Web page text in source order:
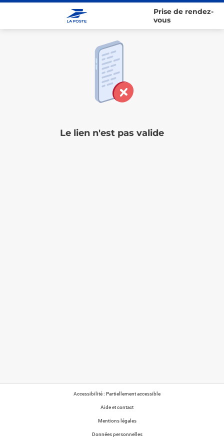
Prise de rendez-
vous
Le lien n'est pas valide
Accessibilité : Partiellement accessible
Aide et contact
Mentions légales
Données personnelles